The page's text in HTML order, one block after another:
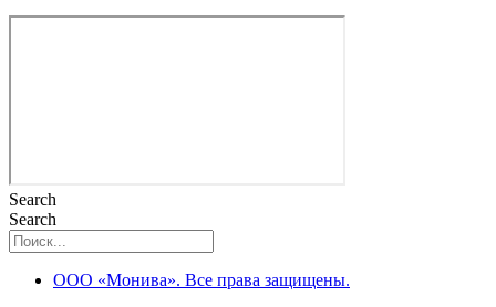
Search
Search
ООО «Монива». Все права защищены.